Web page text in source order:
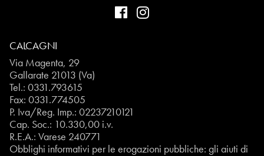
CALCAGNI
Via Magenta, 29
Gallarate 21013 (Va)
Tel.: 0331.793615
Fax: 0331.774505
P. Iva/Reg. Imp.: 02237210121
Cap. Soc.: 10.330,00 i.v.
R.E.A.: Varese 240771
Obblighi informativi per le erogazioni pubbliche: gli aiuti di